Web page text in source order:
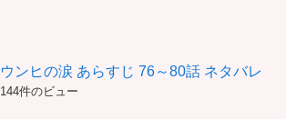
ウンヒの涙 あらすじ 76～80話 ネタバレ
144件のビュー